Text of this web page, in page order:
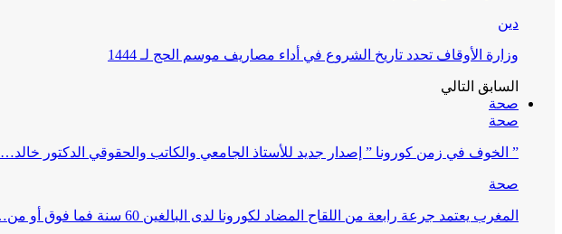
دين
وزارة الأوقاف تحدد تاريخ الشروع في أداء مصاريف موسم الحج لـ 1444
السابق التالي
صحة
صحة
” الخوف في زمن كورونا ” إصدار جديد للأستاذ الجامعي والكاتب والحقوقي الدكتور خالد…
صحة
المغرب يعتمد جرعة رابعة من اللقاح المضاد لكورونا لدى البالغين 60 سنة فما فوق أو من…